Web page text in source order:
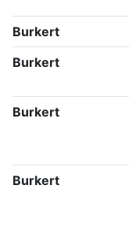
Burkert
Burkert
Burkert
Burkert